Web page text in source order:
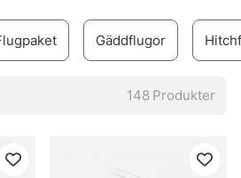
Gäddflugor
148 Produkter